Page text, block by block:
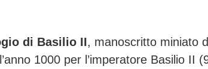
di Basilio II, manoscritto miniato
1000 per l’imperatore Basilio II